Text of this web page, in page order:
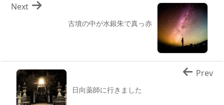
古墳の中が水銀朱で真っ赤
Next
日向薬師に行きました
Prev